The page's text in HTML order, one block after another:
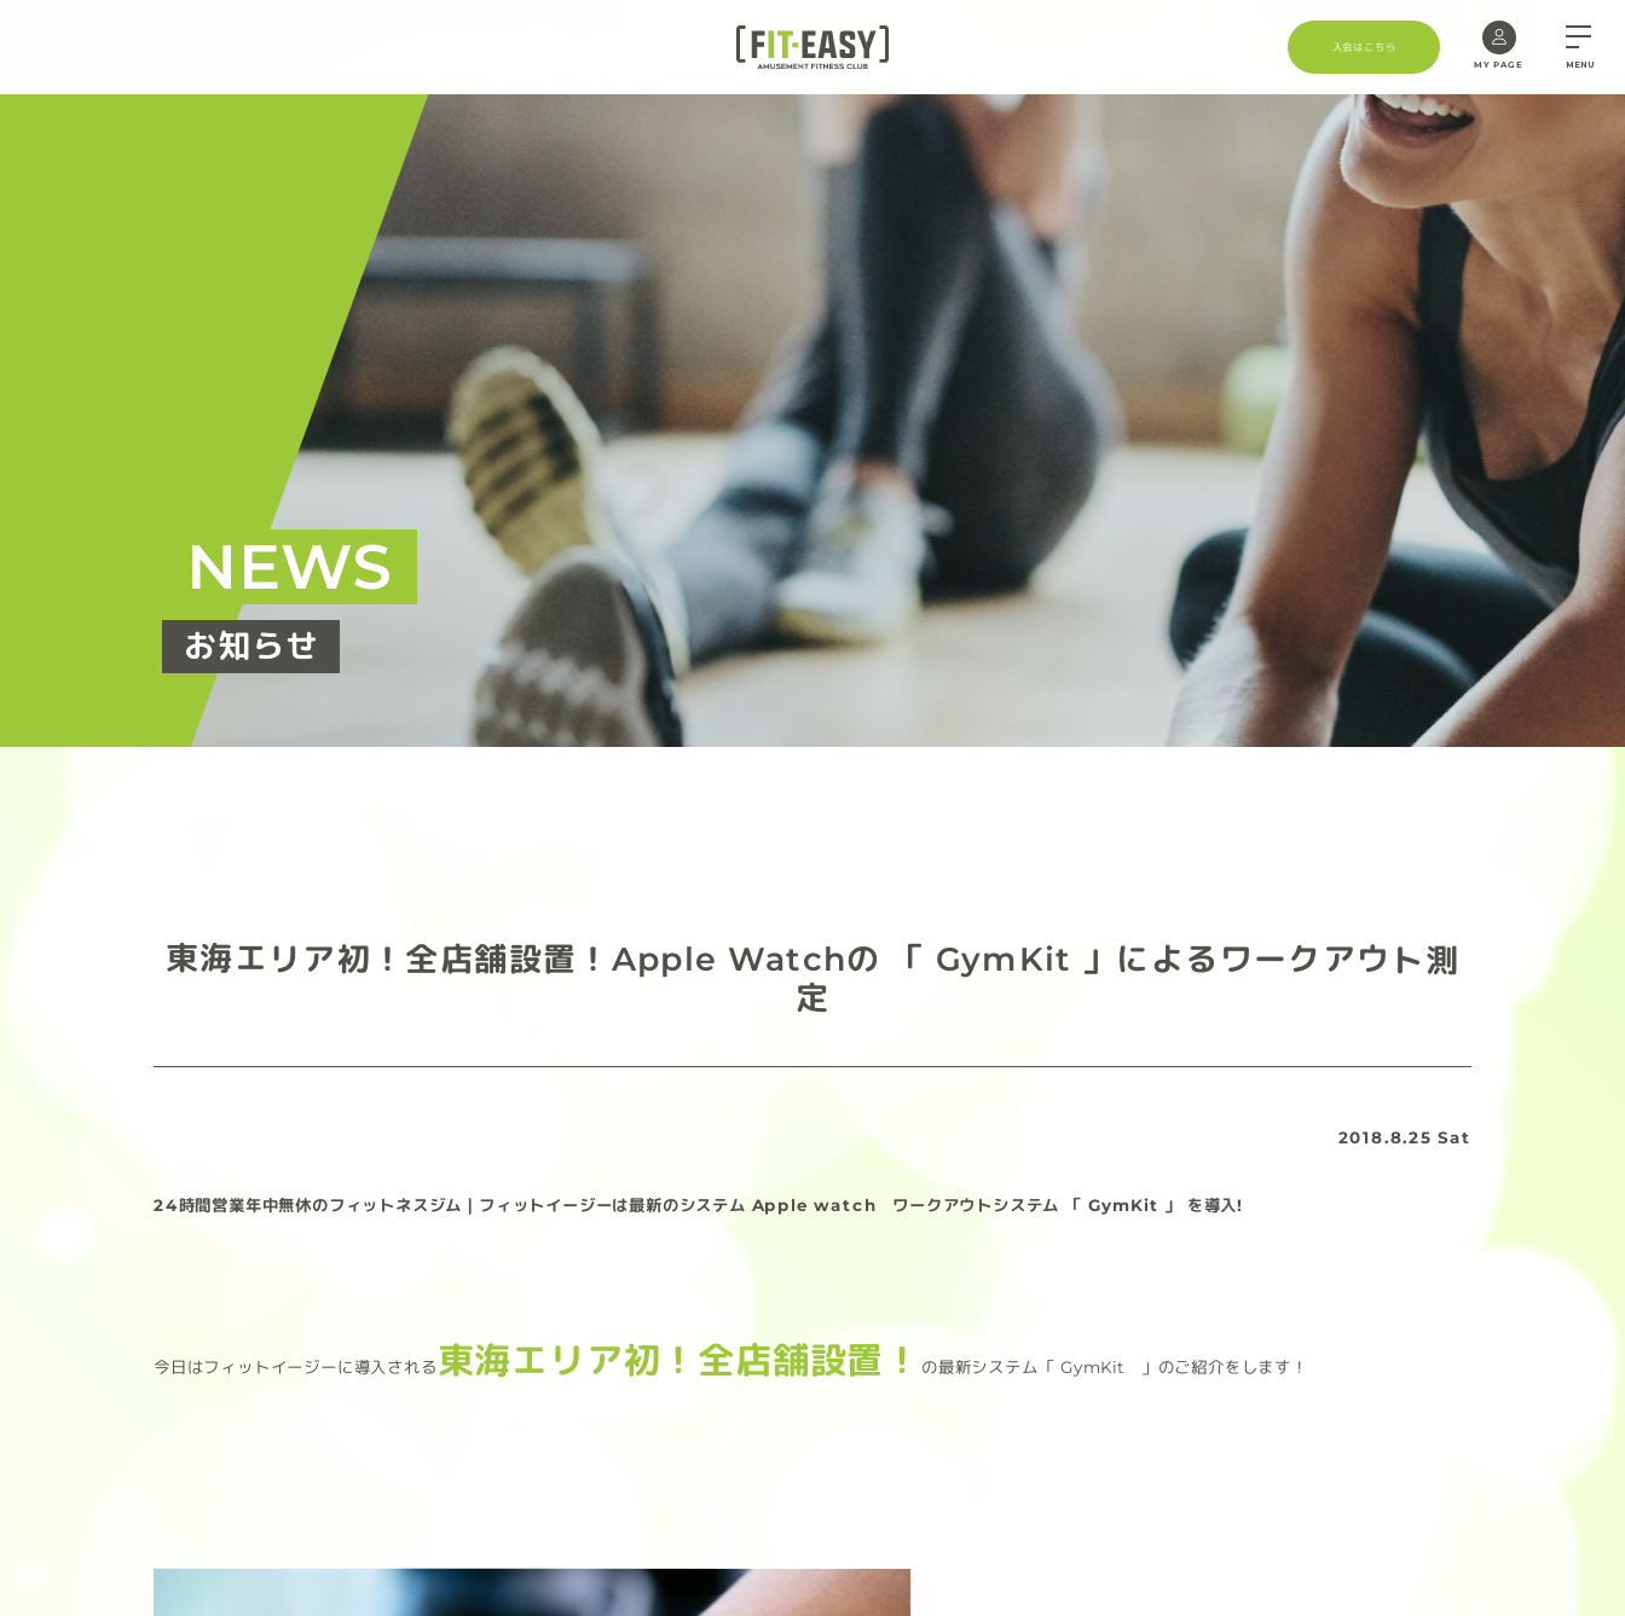
入会はこちら
MY PAGE MENU
NEWS
お知らせ
東海エリア初！全店舗設置！Apple Watchの 「 GymKit 」によるワークアウト測
定
2018.8.25 Sat
24時間営業年中無休のフィットネスジム｜フィットイージーは最新のシステム Apple watch ワークアウトシステム 「 GymKit 」 を導入!
今日はフィットイージーに導入される東海エリア初！全店舗設置！ の最新システム「 GymKit 」のご紹介をします！